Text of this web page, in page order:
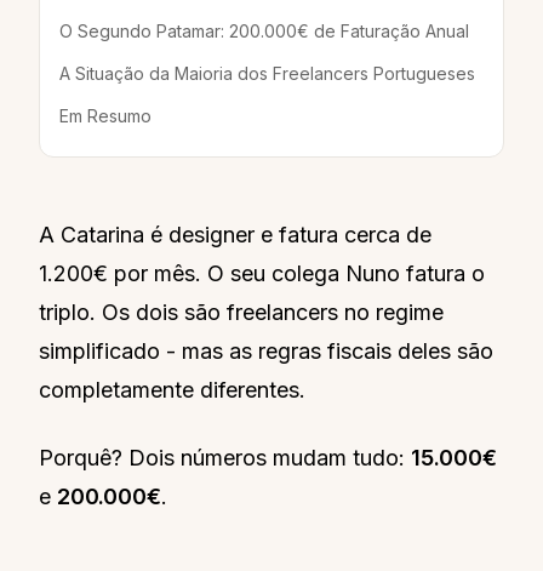
O Segundo Patamar: 200.000€ de Faturação Anual
A Situação da Maioria dos Freelancers Portugueses
Em Resumo
A Catarina é designer e fatura cerca de
1.200€ por mês. O seu colega Nuno fatura o
triplo. Os dois são freelancers no regime
simplificado - mas as regras fiscais deles são
completamente diferentes.
Porquê? Dois números mudam tudo: 15.000€
e 200.000€.